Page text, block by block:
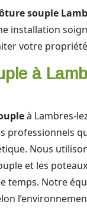
souple
installation
votre
à
à Lambres-
professionnels
Nous
et les poteaux
temps. Notre